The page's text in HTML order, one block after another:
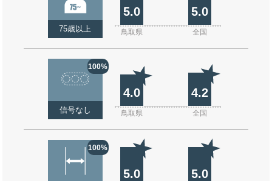
75歳以上
5.0 5.0
鳥取県 全国
100%
信号なし
4.0 4.2
鳥取県 全国
100%
5.0 5.0